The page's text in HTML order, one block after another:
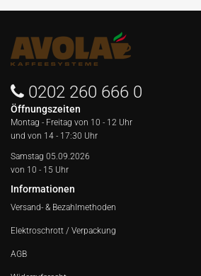
0202 260 666 0
Öffnungszeiten
Montag - Freitag von 10 - 12 Uhr
und von 14 - 17:30 Uhr
Samstag 05.09.2026
von 10 - 15 Uhr
Informationen
Versand- & Bezahlmethoden
Elektroschrott / Verpackung
AGB